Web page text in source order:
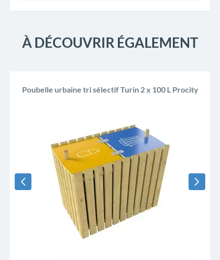
À DÉCOUVRIR ÉGALEMENT
Poubelle urbaine tri sélectif Turin 2 x 100 L Procity